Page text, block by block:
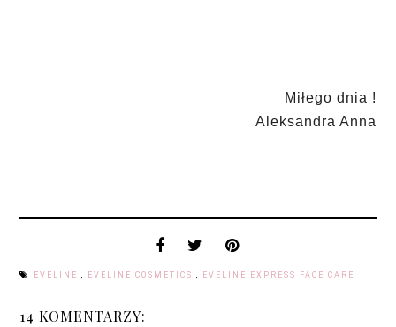
Miłego dnia !
Aleksandra Anna
EVELINE, EVELINE COSMETICS, EVELINE EXPRESS FACE CARE
14 KOMENTARZY: